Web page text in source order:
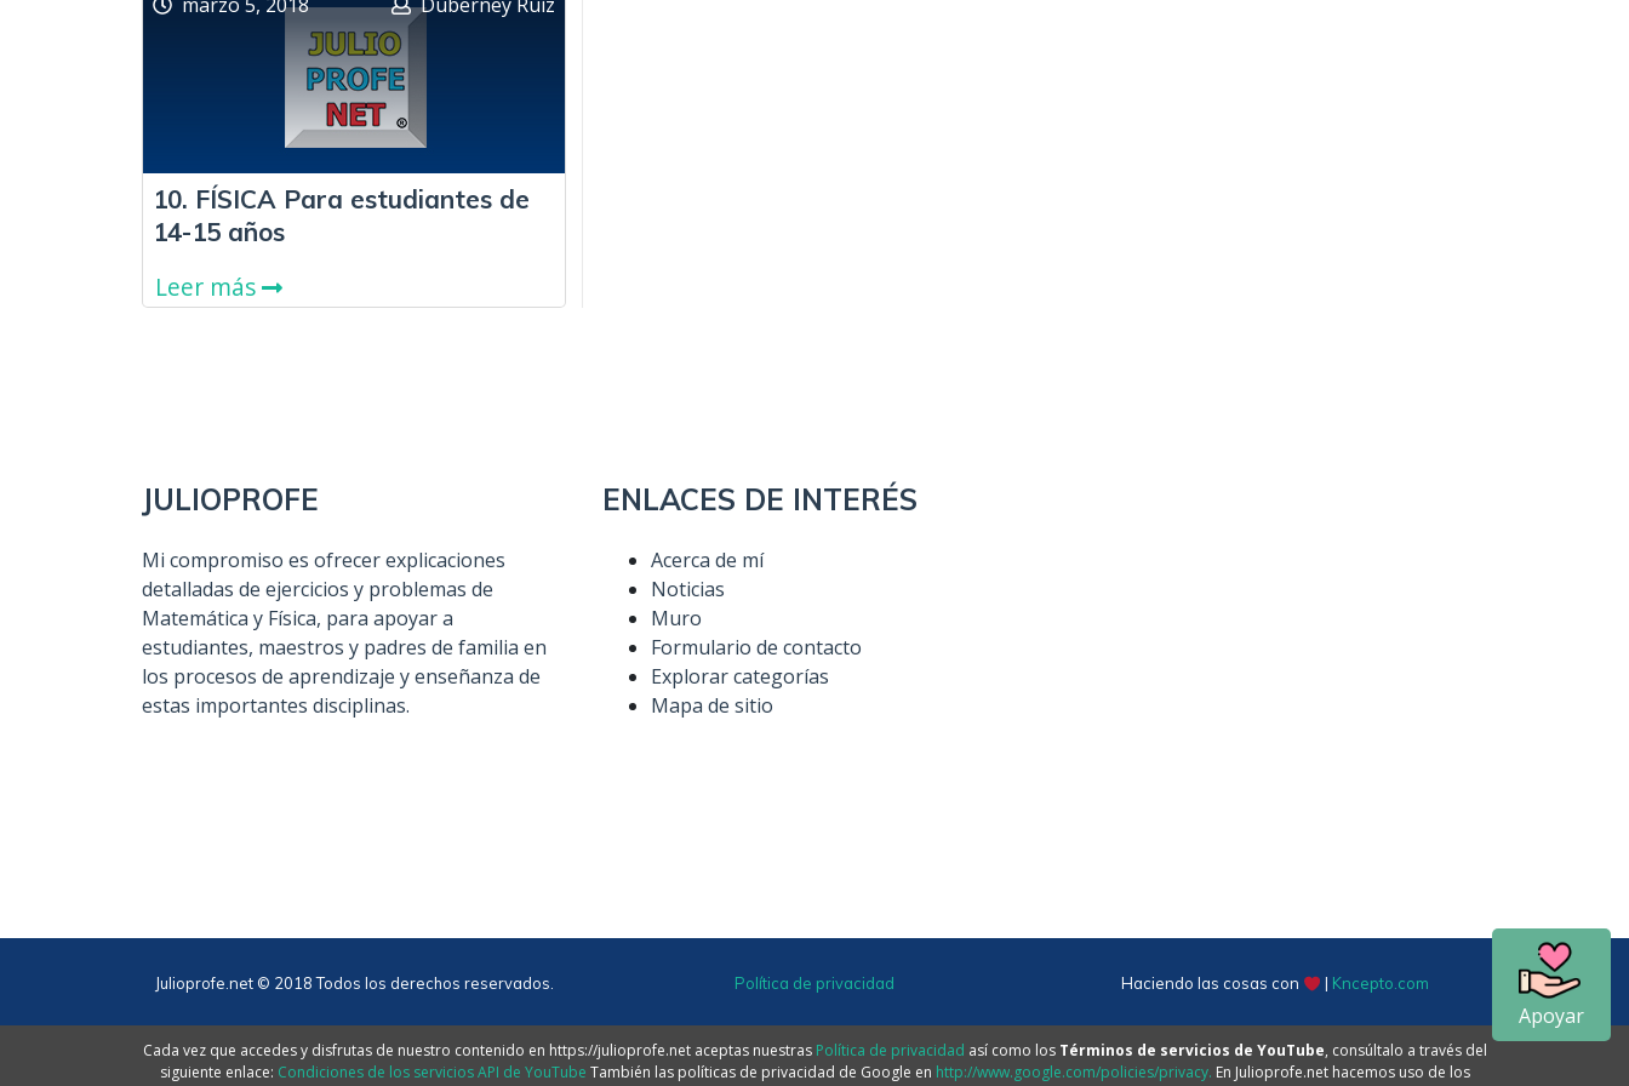
10. FÍSICA Para estudiantes de
14-15 años
Leer más
JULIOPROFE
Mi compromiso es ofrecer explicaciones
detalladas de ejercicios y problemas de
Matemática y Física, para apoyar a
estudiantes, maestros y padres de familia en
los procesos de aprendizaje y enseñanza de
estas importantes disciplinas.
ENLACES DE INTERÉS
Acerca de mí
Noticias
Muro
Formulario de contacto
Explorar categorías
Mapa de sitio
Julioprofe.net © 2018 Todos los derechos reservados. Política de privacidad Haciendo las cosas con | Kncepto.com
Cada vez que accedes y disfrutas de nuestro contenido en https://julioprofe.net aceptas nuestras Política de privacidad así como los Términos de servicios de YouTube, consúltalo a través del
siguiente enlace: Condiciones de los servicios API de YouTube También las políticas de privacidad de Google en http://www.google.com/policies/privacy. En Julioprofe.net hacemos uso de los
Apoyar